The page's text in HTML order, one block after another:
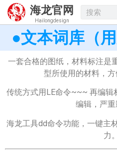
海龙官网
Hailongdesign
●文本词库（
一套合格的图纸，材料标注是
型所使用的材料，方
传统方式用LE命令~~~ 再编辑
编辑，严
海龙工具dd命令功能，一键主
力。